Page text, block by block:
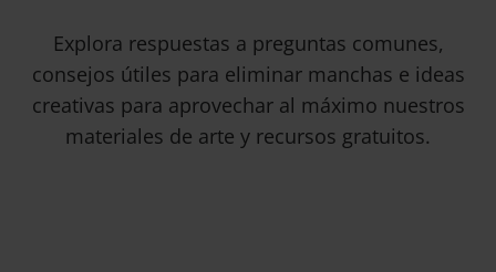
Explora respuestas a preguntas comunes,
consejos útiles para eliminar manchas e ideas
creativas para aprovechar al máximo nuestros
materiales de arte y recursos gratuitos.